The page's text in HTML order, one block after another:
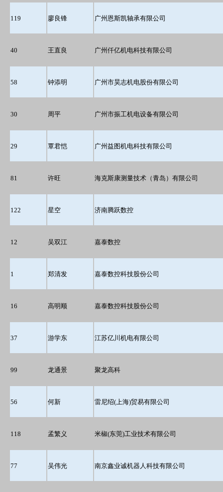
119 廖良锋 广州恩斯凯轴承有限公司
40 王直良 广州仟亿机电科技有限公司
58 钟添明 广州市昊志机电股份有限公司
30 周平 广州市振工机电设备有限公司
29 覃君恺 广州益图机电科技有限公司
81 许旺 海克斯康测量技术（青岛）有限公司
122 星空 济南腾跃数控
12 吴双江 嘉泰数控
1 郑清发 嘉泰数控科技股份公司
16 高明顺 嘉泰数控科技股份公司
37 游学东 江苏亿川机电有限公司
99 龙通景 聚龙高科
56 何新 雷尼绍(上海)贸易有限公司
118 孟繁义 米椒(东莞)工业技术有限公司
77 吴伟光 南京鑫业诚机器人科技有限公司